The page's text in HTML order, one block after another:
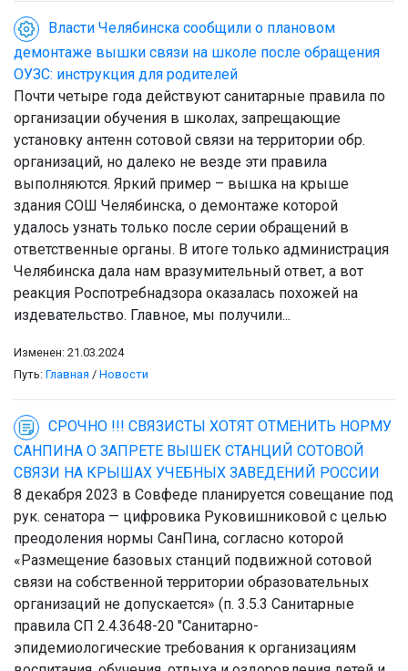
Власти Челябинска сообщили о плановом
демонтаже вышки связи на школе после обращения
ОУЗС: инструкция для родителей
Почти четыре года действуют санитарные правила по
организации обучения в школах, запрещающие
установку антенн сотовой связи на территории обр.
организаций, но далеко не везде эти правила
выполняются. Яркий пример – вышка на крыше
здания СОШ Челябинска, о демонтаже которой
удалось узнать только после серии обращений в
ответственные органы. В итоге только администрация
Челябинска дала нам вразумительный ответ, а вот
реакция Роспотребнадзора оказалась похожей на
издевательство. Главное, мы получили...
Изменен: 21.03.2024
Путь: Главная / Новости
СРОЧНО !!! СВЯЗИСТЫ ХОТЯТ ОТМЕНИТЬ НОРМУ
САНПИНА О ЗАПРЕТЕ ВЫШЕК СТАНЦИЙ СОТОВОЙ
СВЯЗИ НА КРЫШАХ УЧЕБНЫХ ЗАВЕДЕНИЙ РОССИИ
8 декабря 2023 в Совфеде планируется совещание под
рук. сенатора — цифровика Руковишниковой с целью
преодоления нормы СанПина, согласно которой
«Размещение базовых станций подвижной сотовой
связи на собственной территории образовательных
организаций не допускается» (п. 3.5.3 Санитарные
правила СП 2.4.3648-20 "Санитарно-
эпидемиологические требования к организациям